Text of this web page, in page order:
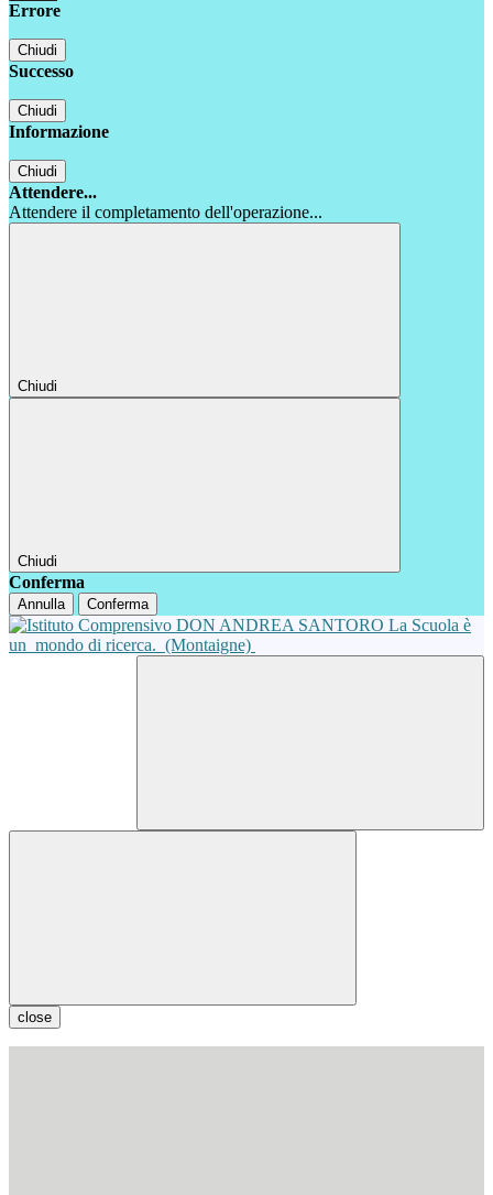
Errore
Chiudi
Successo
Chiudi
Informazione
Chiudi
Attendere...
Attendere il completamento dell'operazione...
Chiudi
Chiudi
Conferma
Annulla Conferma
La Scuola è
un mondo di ricerca. (Montaigne)
close